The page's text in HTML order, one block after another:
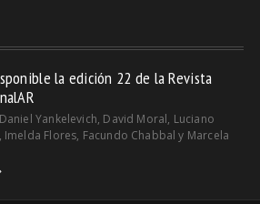
la edición 22 de la Revista
Yankelevich, David Moral, Luciano
Imelda Flores, Facundo Chabbal y Marcela